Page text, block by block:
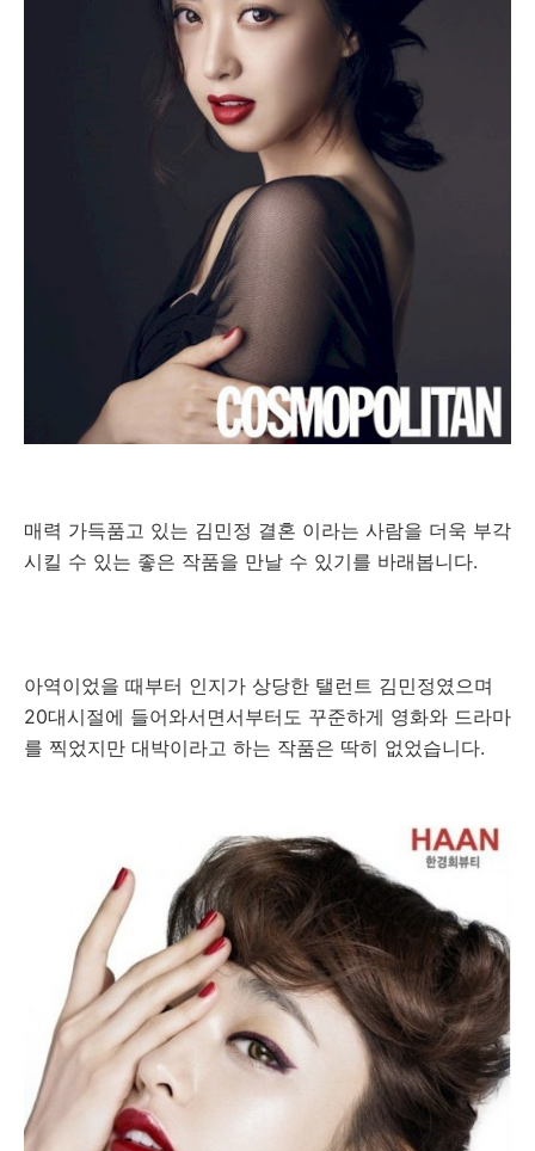
매력 가득품고 있는 김민정 결혼 이라는 사람을 더욱 부각
시킬 수 있는 좋은 작품을 만날 수 있기를 바래봅니다.
아역이었을 때부터 인지가 상당한 탤런트 김민정였으며
20대시절에 들어와서면서부터도 꾸준하게 영화와 드라마
를 찍었지만 대박이라고 하는 작품은 딱히 없었습니다.